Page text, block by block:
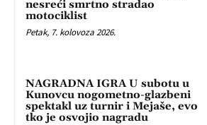
nesreći smrtno stradao
motociklist
Petak, 7. kolovoza 2026.
NAGRADNA IGRA U subotu u
Kunovcu nogometno-glazbeni
spektakl uz turnir i Mejaše, evo
tko je osvojio nagradu